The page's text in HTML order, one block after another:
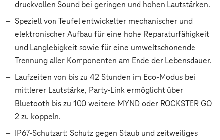
druckvollen Sound bei geringen und hohen Lautstärken.
Speziell von Teufel entwickelter mechanischer und
elektronischer Aufbau für eine hohe Reparaturfähigkeit
und Langlebigkeit sowie für eine umweltschonende
Trennung aller Komponenten am Ende der Lebensdauer.
Laufzeiten von bis zu 42 Stunden im Eco-Modus bei
mittlerer Lautstärke, Party-Link ermöglicht über
Bluetooth bis zu 100 weitere MYND oder ROCKSTER GO
2 zu koppeln.
IP67-Schutzart: Schutz gegen Staub und zeitweiliges